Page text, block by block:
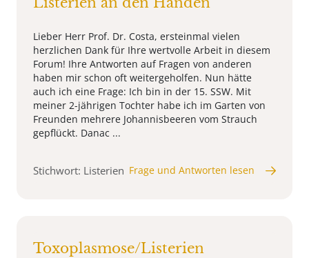
Lieber Herr Prof. Dr. Costa, ersteinmal vielen
herzlichen Dank für Ihre wertvolle Arbeit in diesem
Forum! Ihre Antworten auf Fragen von anderen
haben mir schon oft weitergeholfen. Nun hätte
auch ich eine Frage: Ich bin in der 15. SSW. Mit
meiner 2-jährigen Tochter habe ich im Garten von
Freunden mehrere Johannisbeeren vom Strauch
gepflückt. Danac ...
Stichwort: Listerien Frage und Antworten lesen
Toxoplasmose/Listerien